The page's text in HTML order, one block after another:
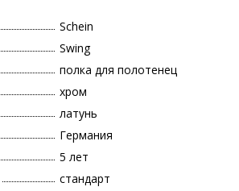
Schein
Swing
полка для полотенец
хром
латунь
Германия
5 лет
стандарт